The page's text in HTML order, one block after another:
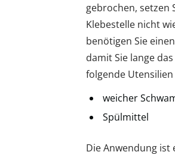
gebrochen, setzen
Klebestelle nicht
benötigen Sie
damit Sie lange
folgende
weicher
Spülmittel
Die Anwendung ist